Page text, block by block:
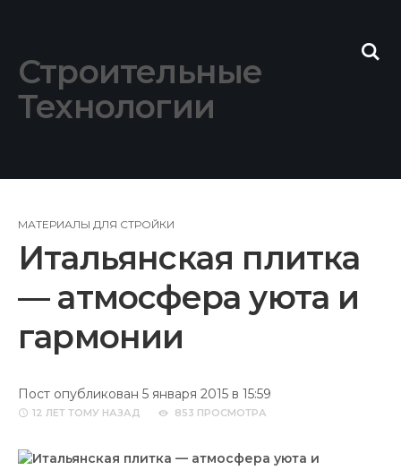
Строительные
Технологии
МАТЕРИАЛЫ ДЛЯ СТРОЙКИ
Итальянская плитка
— атмосфера уюта и
гармонии
Пост опубликован 5 января 2015 в 15:59
12 ЛЕТ ТОМУ НАЗАД 853 ПРОСМОТРА